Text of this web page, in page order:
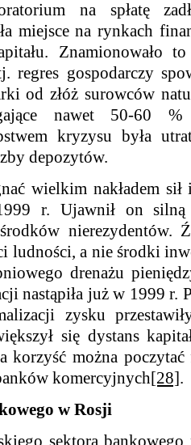
na spłatę
miejsce na rynkach
Znamionowało
regres gospodarczy
od złóż surowców
nawet 50-60 %
kryzysu była
depozytów.
wielkim nakładem
r. Ujawnił on silną
nierezydentów.
ludności, a nie środki
drenażu
nastąpiła już w 1999 r.
zysku
się dystans
korzyść można poczytać
komercyjnych [28].
w Rosji
sektora